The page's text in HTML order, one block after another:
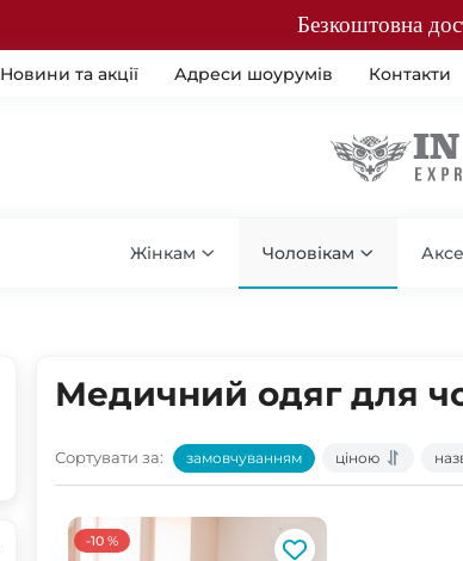
Безкоштовна
Новини та акції Адреси шоурумів Контакти
Жінкам Чоловікам
Медичний одяг для
Сортувати за: замовчуванням ціною
-10 %